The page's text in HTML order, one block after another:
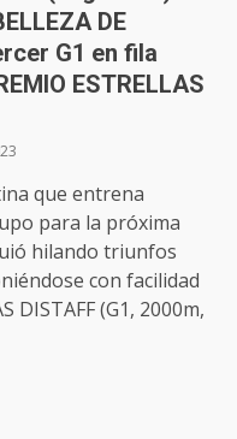
DE
G1 en fila
ESTRELLAS
que entrena
para la próxima
hilando triunfos
con facilidad
DISTAFF (G1, 2000m,